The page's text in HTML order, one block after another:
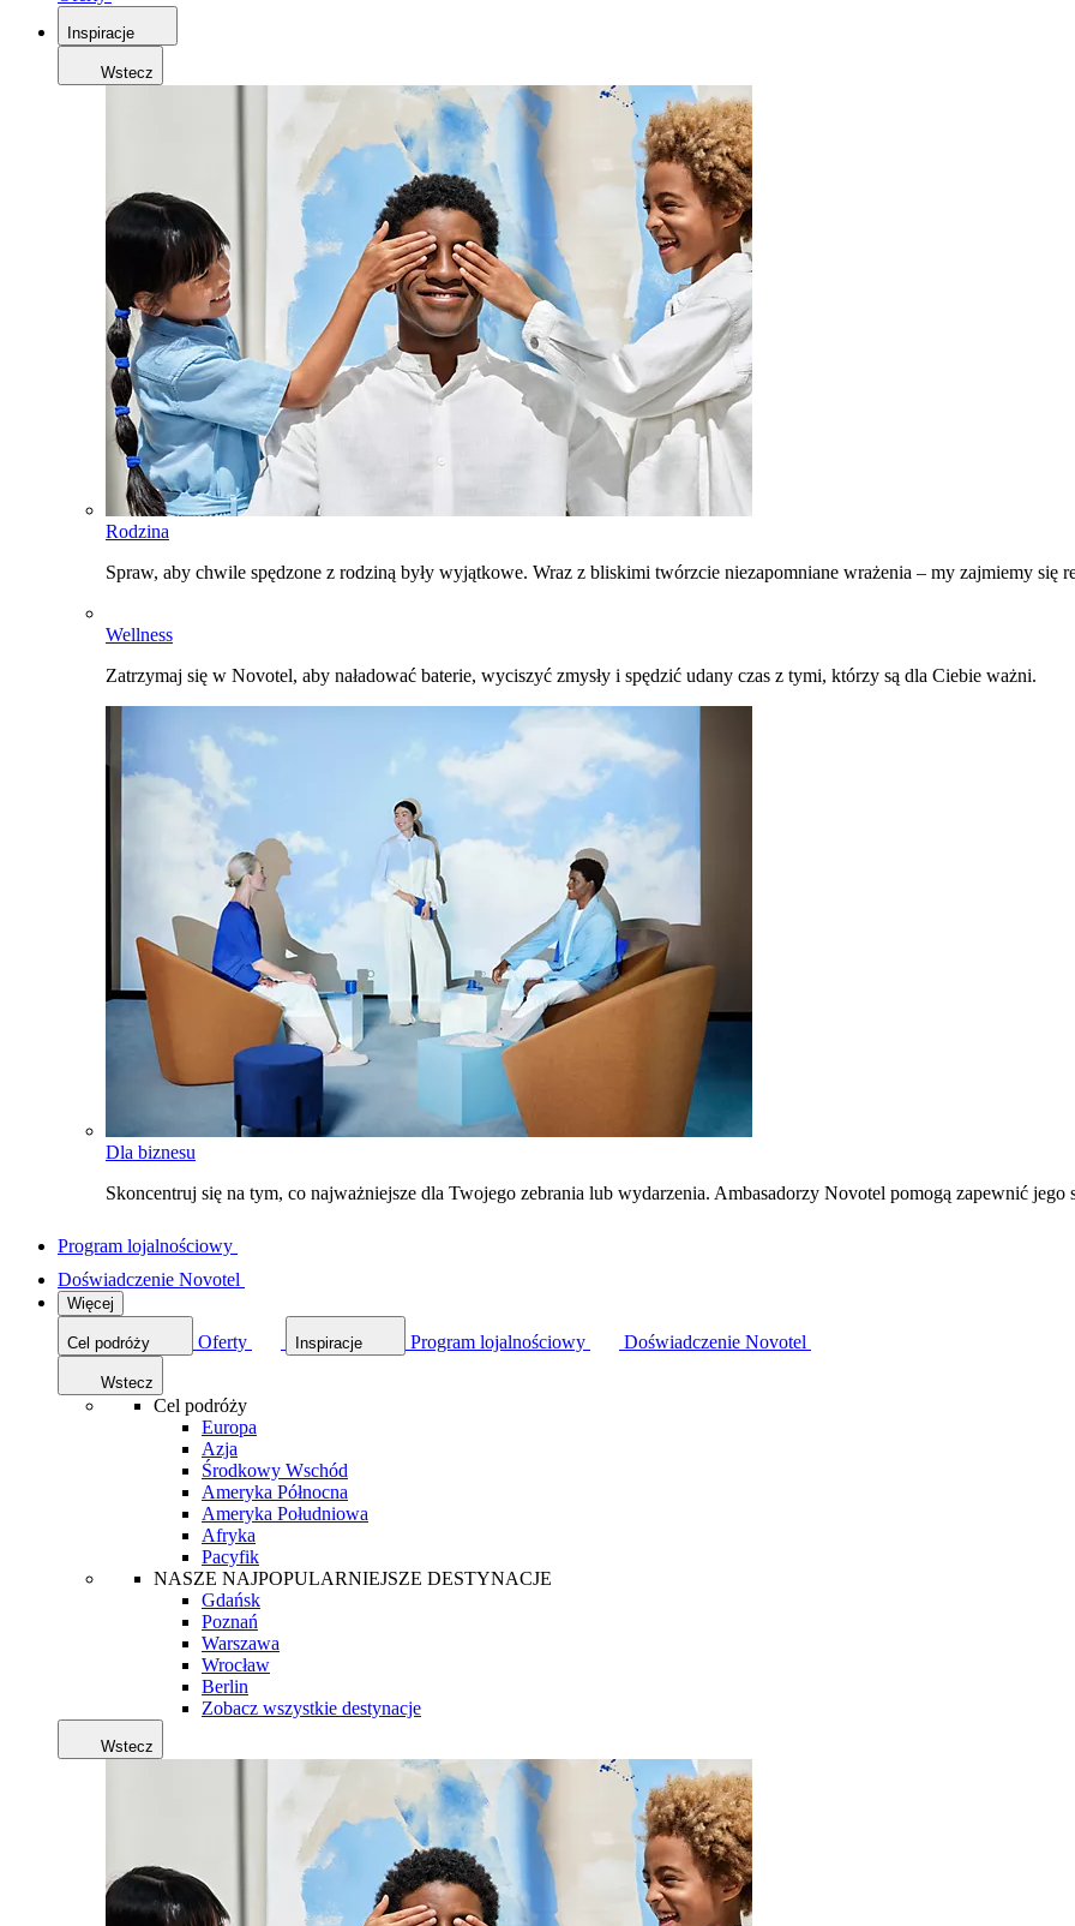
Inspiracje
Wstecz
Rodzina
Spraw, aby chwile spędzone z rodziną były wyjątkowe. Wraz z bliskimi twórzcie niezapomniane wrażenia – my zajmiemy się
Wellness
Zatrzymaj się w Novotel, aby naładować baterie, wyciszyć zmysły i spędzić udany czas z tymi, którzy są dla Ciebie ważni.
Dla biznesu
Skoncentruj się na tym, co najważniejsze dla Twojego zebrania lub wydarzenia. Ambasadorzy Novotel pomogą zapewnić jego
Program lojalnościowy
Doświadczenie Novotel
Więcej
Cel podróży Oferty Inspiracje Program lojalnościowy Doświadczenie Novotel
Wstecz
Cel podróży
Europa
Azja
Środkowy Wschód
Ameryka Północna
Ameryka Południowa
Afryka
Pacyfik
NASZE NAJPOPULARNIEJSZE DESTYNACJE
Gdańsk
Poznań
Warszawa
Wrocław
Berlin
Zobacz wszystkie destynacje
Wstecz